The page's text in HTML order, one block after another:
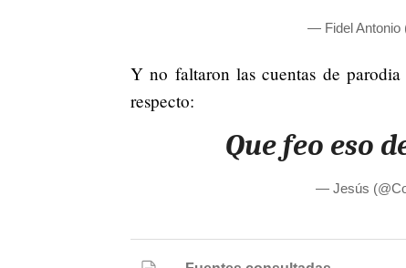
— Fidel Antonio
Y no faltaron las cuentas de
respecto:
Que feo eso
— Jesús